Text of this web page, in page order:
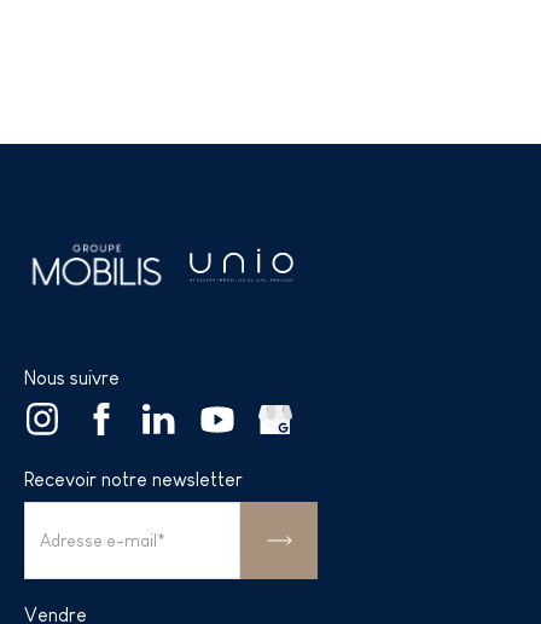
Nous suivre
Recevoir notre newsletter
Vendre